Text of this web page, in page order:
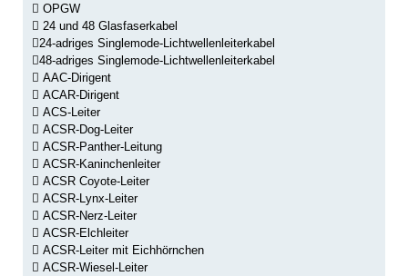
OPGW
24 und 48 Glasfaserkabel
24-adriges Singlemode-Lichtwellenleiterkabel
48-adriges Singlemode-Lichtwellenleiterkabel
AAC-Dirigent
ACAR-Dirigent
ACS-Leiter
ACSR-Dog-Leiter
ACSR-Panther-Leitung
ACSR-Kaninchenleiter
ACSR Coyote-Leiter
ACSR-Lynx-Leiter
ACSR-Nerz-Leiter
ACSR-Elchleiter
ACSR-Leiter mit Eichhörnchen
ACSR-Wiesel-Leiter